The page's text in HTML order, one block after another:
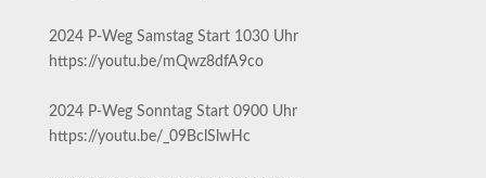
2024 P-Weg Samstag Start 1030 Uhr
https://youtu.be/mQwz8dfA9co
2024 P-Weg Sonntag Start 0900 Uhr
https://youtu.be/_09BclSlwHc